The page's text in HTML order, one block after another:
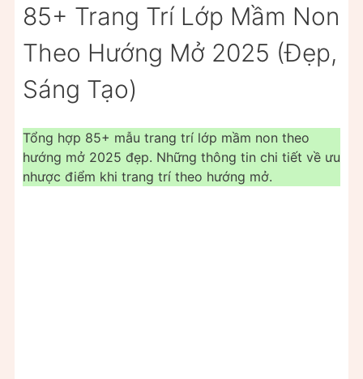
85+ Trang Trí Lớp Mầm Non
Theo Hướng Mở 2025 (Đẹp,
Sáng Tạo)
Tổng hợp 85+ mẫu trang trí lớp mầm non theo
hướng mở 2025 đẹp. Những thông tin chi tiết về ưu
nhược điểm khi trang trí theo hướng mở.